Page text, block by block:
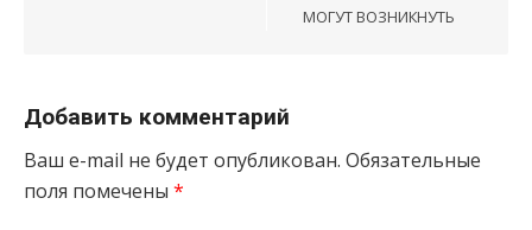
МОГУТ ВОЗНИКНУТЬ
Добавить комментарий
Ваш e-mail не будет опубликован. Обязательные
поля помечены *